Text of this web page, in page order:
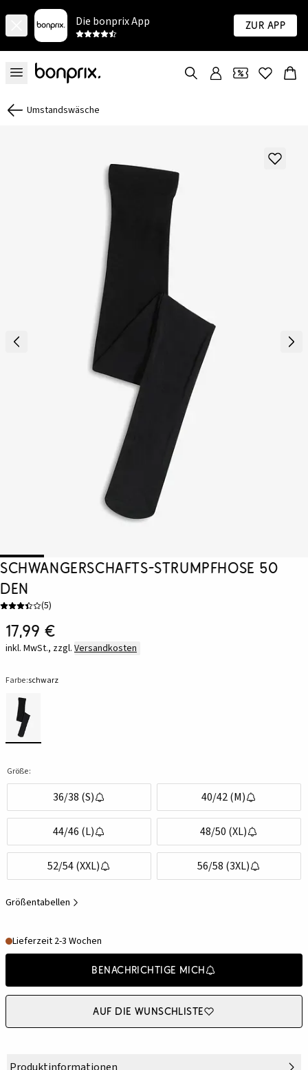
Die bonprix App Zur App
Umstandswäsche
Schwangerschafts-Strumpfhose 50
DEN
(5)
17,99 €
inkl. MwSt., zzgl. Versandkosten
Farbe:schwarz
Größe:
36/38 (S) 40/42 (M)
44/46 (L) 48/50 (XL)
52/54 (XXL) 56/58 (3XL)
Größentabellen
Lieferzeit 2-3 Wochen
Benachrichtige mich
Auf die Wunschliste